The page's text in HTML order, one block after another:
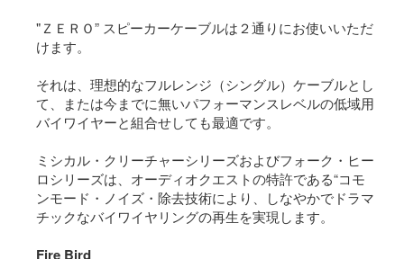
"ＺＥＲＯ” スピーカーケーブルは２通りにお使いいただ
けます。
それは、理想的なフルレンジ（シングル）ケーブルとし
て、または今までに無いパフォーマンスレベルの低域用
バイワイヤーと組合せしても最適です。
ミシカル・クリーチャーシリーズおよびフォーク・ヒー
ロシリーズは、オーディオクエストの特許である“コモ
ンモード・ノイズ・除去技術により、しなやかでドラマ
チックなバイワイヤリングの再生を実現します。
Fire Bird